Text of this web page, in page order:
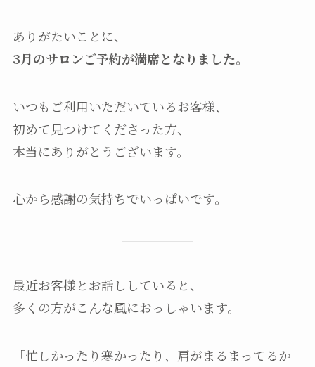
ありがたいことに、
3月のサロンご予約が満席となりました。
いつもご利用いただいているお客様、
初めて見つけてくださった方、
本当にありがとうございます。
心から感謝の気持ちでいっぱいです。
最近お客様とお話ししていると、
多くの方がこんな風におっしゃいます。
「忙しかったり寒かったり、肩がまるまってるか